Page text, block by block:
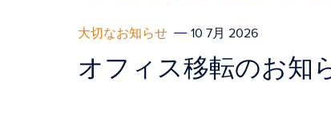
大切なお知らせ 10 7月 2026
オフィス移転のお知